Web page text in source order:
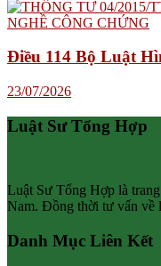
Điều 114 Bộ Luật
23/07/2026
Luật Sư Tổng Hợp
Luật Sư Tổng Hợp là
Nam. Đồng thời tư vấn về
Danh Mục Liên Kết